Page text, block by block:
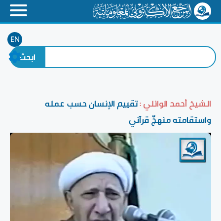
EN
الشيخ أحمد الوائلي :تقييم الإنسان حسب عمله
واستقامته منهجٌ قرآني